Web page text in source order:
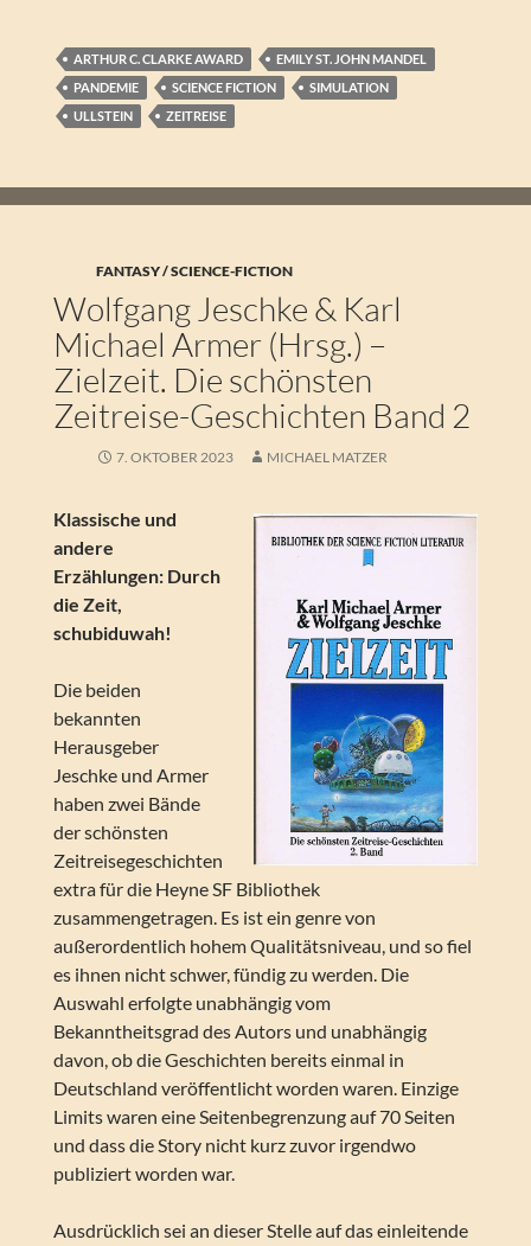
ARTHUR C. CLARKE AWARD
EMILY ST. JOHN MANDEL
PANDEMIE
SCIENCE FICTION
SIMULATION
ULLSTEIN
ZEITREISE
FANTASY / SCIENCE-FICTION
Wolfgang Jeschke & Karl
Michael Armer (Hrsg.) –
Zielzeit. Die schönsten
Zeitreise-Geschichten Band 2
7. OKTOBER 2023 MICHAEL MATZER
Klassische und
andere
Erzählungen: Durch
die Zeit,
schubiduwah!
Die beiden
bekannten
Herausgeber
Jeschke und Armer
haben zwei Bände
der schönsten
Zeitreisegeschichten
extra für die Heyne SF Bibliothek
zusammengetragen. Es ist ein genre von
außerordentlich hohem Qualitätsniveau, und so fiel
es ihnen nicht schwer, fündig zu werden. Die
Auswahl erfolgte unabhängig vom
Bekanntheitsgrad des Autors und unabhängig
davon, ob die Geschichten bereits einmal in
Deutschland veröffentlicht worden waren. Einzige
Limits waren eine Seitenbegrenzung auf 70 Seiten
und dass die Story nicht kurz zuvor irgendwo
publiziert worden war.
Ausdrücklich sei an dieser Stelle auf das einleitende